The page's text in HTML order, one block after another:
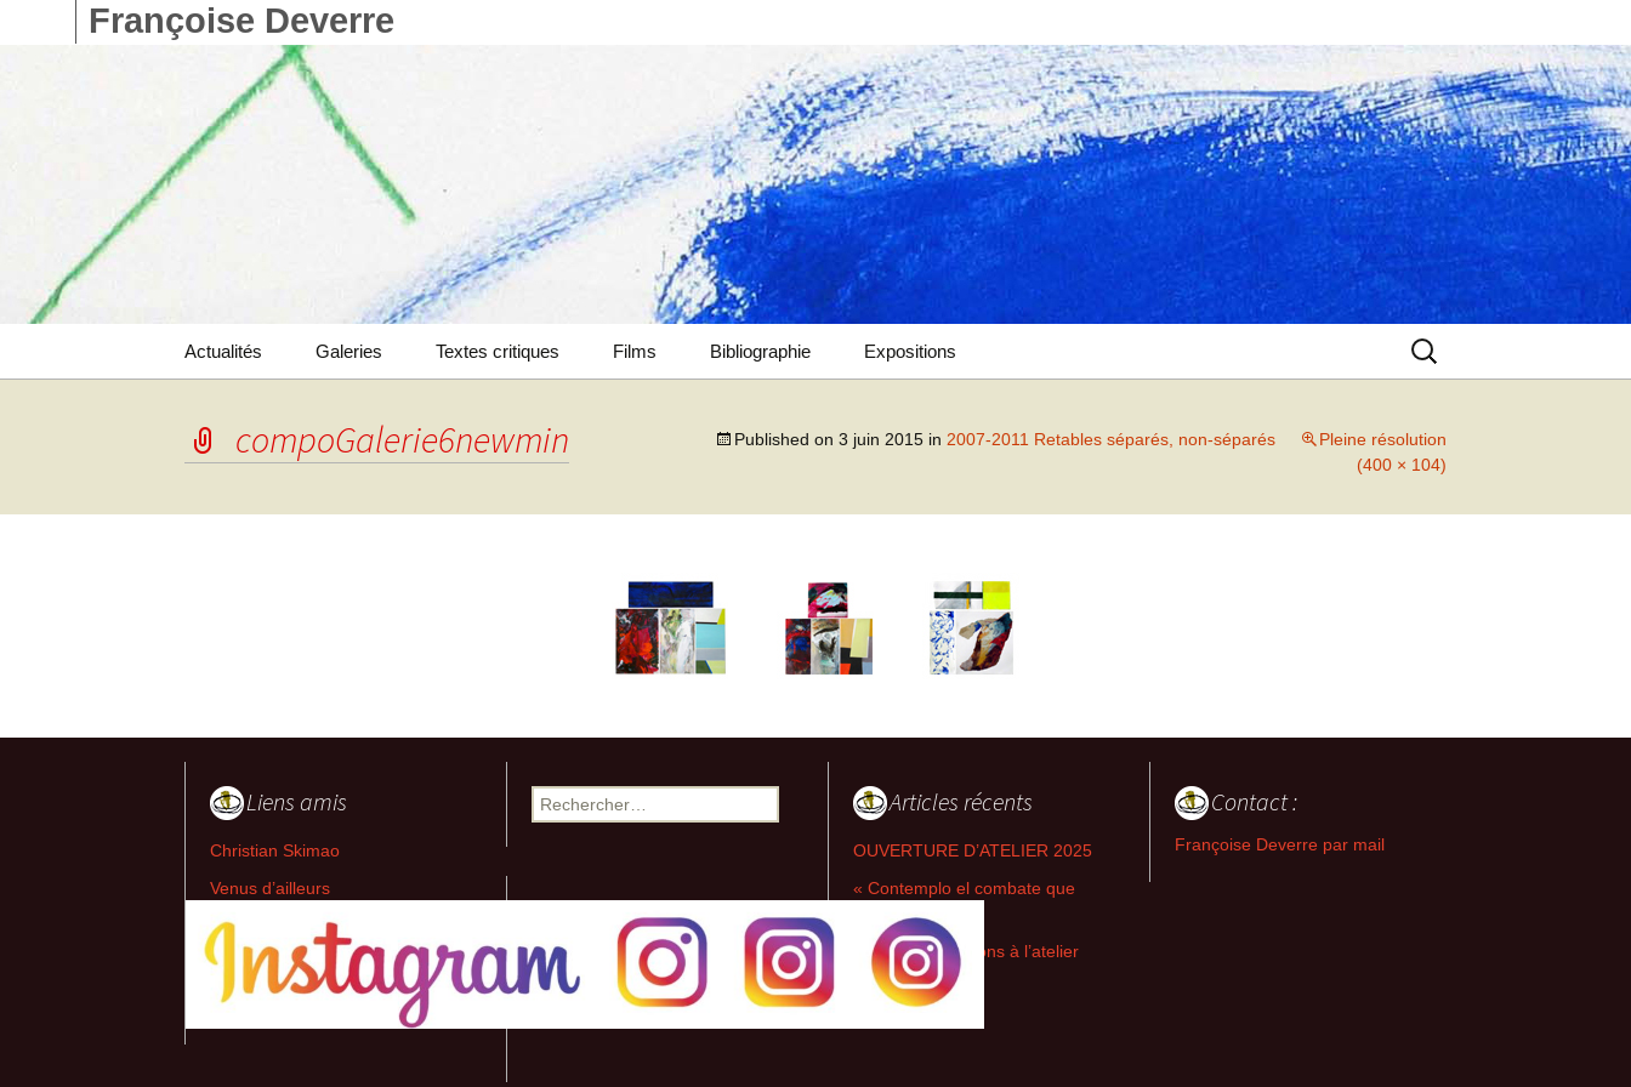
Françoise Deverre
Actualités Galeries
Fantaisies
contextuels & Inter-
2018-2020 Espaces
singuliers & Etudes
2017-2018 Diatopes &
2016-2018 Lignes
brisées
silencieuses &
Inversions
2013-2014 Champs
réflexifs & Contiguïtés
Livres d’artistes
2009-2016 Choix
Textes critiques Films Bibliographie Expositions
Rechercher :
compoGalerie6newmin Published on 3 juin 2015 in 2007-2011 Retables séparés, non-séparés
Pleine résolution
(400 × 104)
Liens amis
Christian Skimao
Venus d’ailleurs
Jean-Pierre Bourquin
Marie Cécile Aptel
Jean-Pierre Loubat
Rechercher : Articles récents
OUVERTURE D’ATELIER 2025
« Contemplo el combate que
combato »
Nouvelles parutions à l’atelier
de l’Exil
Contact :
Françoise Deverre par mail